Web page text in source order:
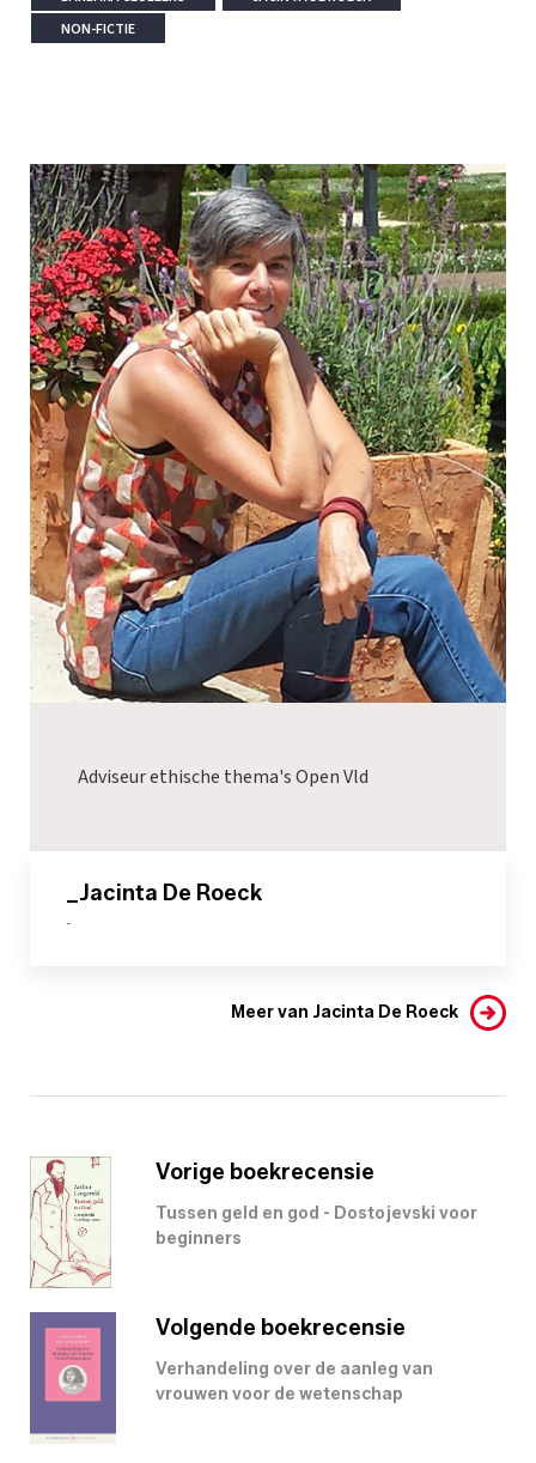
NON-FICTIE
Adviseur ethische thema's Open Vld
_Jacinta De Roeck
-
Meer van Jacinta De Roeck
Vorige boekrecensie
Tussen geld en god - Dostojevski voor
beginners
Volgende boekrecensie
Verhandeling over de aanleg van
vrouwen voor de wetenschap